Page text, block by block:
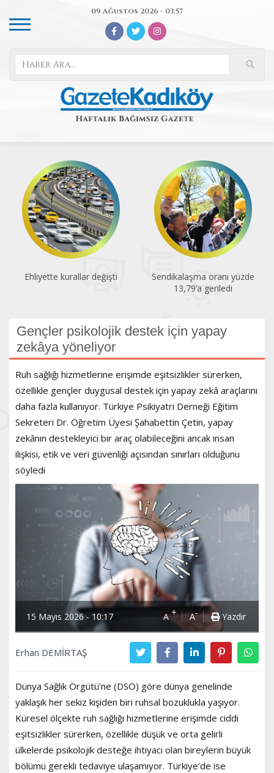
09 Ağustos 2026 - 03:57
Sendikalaşma oranı yüzde
İlk altı ayda 150 kadın
öldürüldü
Gençler psikolojik destek için yapay
zekâya yöneliyor
Ruh sağlığı hizmetlerine erişimde eşitsizlikler sürerken,
özellikle gençler duygusal destek için yapay zekâ araçlarını
daha fazla kullanıyor. Türkiye Psikiyatri Derneği Eğitim
Sekreteri Dr. Öğretim Üyesi Şahabettin Çetin, yapay
zekânın destekleyici bir araç olabileceğini ancak insan
ilişkisi, etik ve veri güvenliği açısından sınırları olduğunu
söyledi
15 Mayıs 2026 - 10:17 A+ A- Yazdır
Erhan DEMİRTAŞ
Dünya Sağlık Örgütü’ne (DSÖ) göre dünya genelinde
yaklaşık her sekiz kişiden biri ruhsal bozuklukla yaşıyor.
Küresel ölçekte ruh sağlığı hizmetlerine erişimde ciddi
eşitsizlikler sürerken, özellikle düşük ve orta gelirli
ülkelerde psikolojik desteğe ihtiyacı olan bireylerin büyük
bölümü gerekli tedaviye ulaşamıyor. Türkiye’de ise